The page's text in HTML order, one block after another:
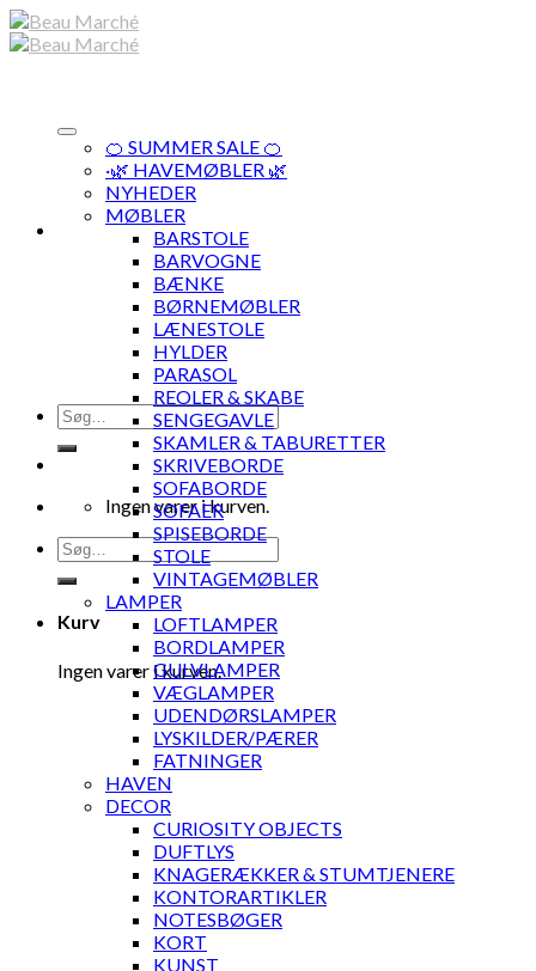
Skip
to
Søg
efter:
Ingen varer i kurven.
Søg
efter:
Kurv
Ingen varer i kurven.
🍊 SUMMER SALE 🍊
·🌿 HAVEMØBLER 🌿
NYHEDER
MØBLER
BARSTOLE
BARVOGNE
BÆNKE
BØRNEMØBLER
LÆNESTOLE
HYLDER
PARASOL
REOLER & SKABE
SENGEGAVLE
SKAMLER & TABURETTER
SKRIVEBORDE
SOFABORDE
SOFAER
SPISEBORDE
STOLE
VINTAGEMØBLER
LAMPER
LOFTLAMPER
BORDLAMPER
GULVLAMPER
VÆGLAMPER
UDENDØRSLAMPER
LYSKILDER/PÆRER
FATNINGER
HAVEN
DECOR
CURIOSITY OBJECTS
DUFTLYS
KNAGERÆKKER & STUMTJENERE
KONTORARTIKLER
NOTESBØGER
KORT
KUNST